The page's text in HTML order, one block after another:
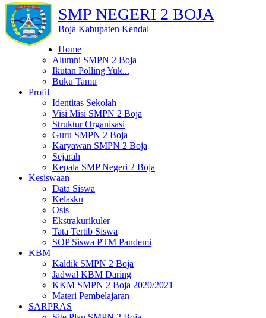
SMP NEGERI 2 BOJA
Boja Kabupaten Kendal
Home
Alumni SMPN 2 Boja
Ikutan Polling Yuk...
Buku Tamu
Profil
Identitas Sekolah
Visi Misi SMPN 2 Boja
Struktur Organisasi
Guru SMPN 2 Boja
Karyawan SMPN 2 Boja
Sejarah
Kepala SMP Negeri 2 Boja
Kesiswaan
Data Siswa
Kelasku
Osis
Ekstrakurikuler
Tata Tertib Siswa
SOP Siswa PTM Pandemi
KBM
Kaldik SMPN 2 Boja
Jadwal KBM Daring
KKM SMPN 2 Boja 2020/2021
Materi Pembelajaran
SARPRAS